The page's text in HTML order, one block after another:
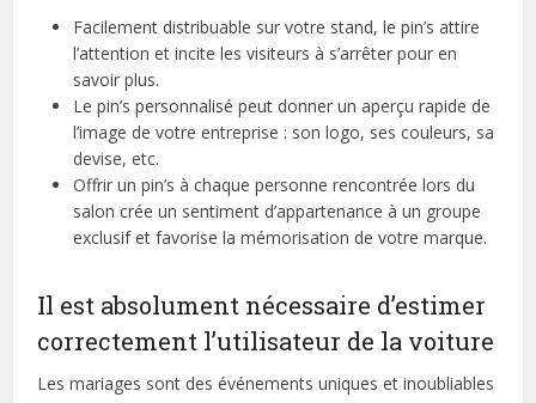
Facilement distribuable sur votre stand, le pin’s attire
l’attention et incite les visiteurs à s’arrêter pour en
savoir plus.
Le pin’s personnalisé peut donner un aperçu rapide de
l’image de votre entreprise : son logo, ses couleurs, sa
devise, etc.
Offrir un pin’s à chaque personne rencontrée lors du
salon crée un sentiment d’appartenance à un groupe
exclusif et favorise la mémorisation de votre marque.
Il est absolument nécessaire d’estimer
correctement l’utilisateur de la voiture
Les mariages sont des événements uniques et inoubliables